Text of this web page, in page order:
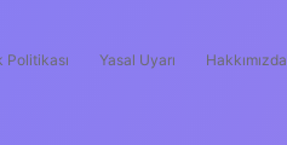
Politikası Yasal Uyarı Hakkımızda